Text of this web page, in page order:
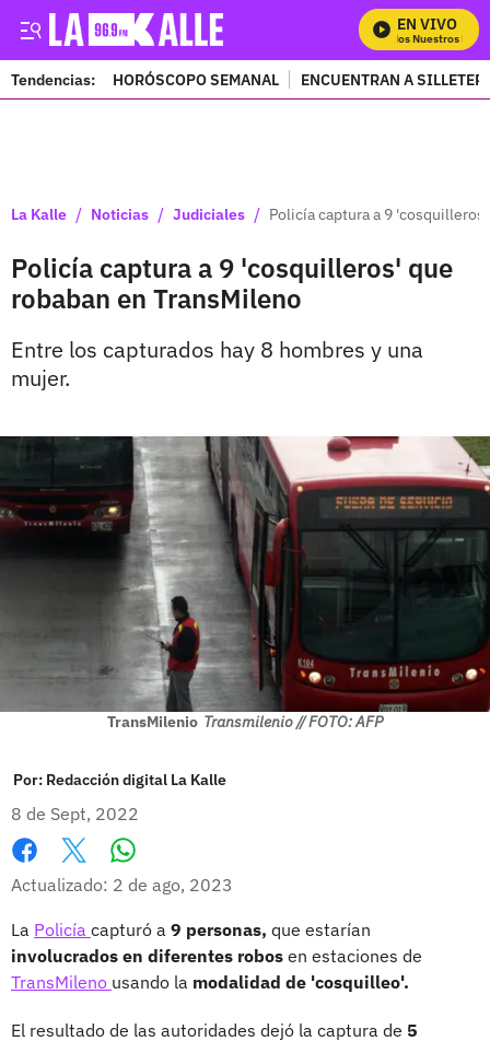
EN VIVO
Mira Todos Nuestros
Tendencias: HORÓSCOPO SEMANAL ENCUENTRAN A
La Kalle / Noticias / Judiciales / Policía captura a 9
Policía captura a 9 'cosquilleros' que
robaban en TransMileno
Entre los capturados hay 8 hombres y una
mujer.
TransMilenio Transmilenio // FOTO: AFP
Por: Redacción digital La Kalle
8 de Sept, 2022
Facebook
X
Actualizado: 2 de ago, 2023
La Policía capturó a 9 personas, que estarían
involucrados en diferentes robos en estaciones de
TransMileno usando la modalidad de 'cosquilleo'.
El resultado de las autoridades dejó la captura de 5